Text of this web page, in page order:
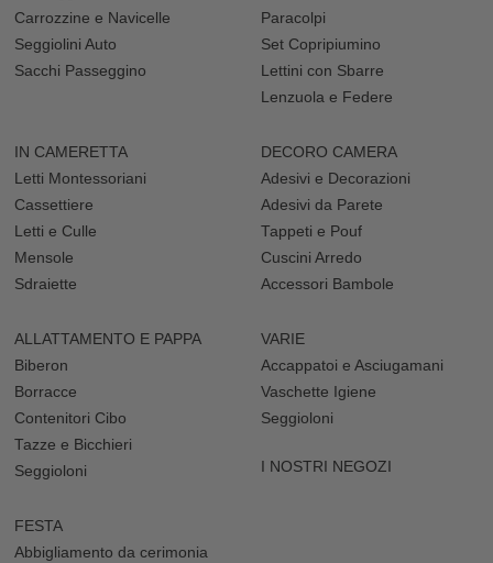
Carrozzine e Navicelle
Seggiolini Auto
Sacchi Passeggino
Paracolpi
Set Copripiumino
Lettini con Sbarre
Lenzuola e Federe
IN CAMERETTA
Letti Montessoriani
Cassettiere
Letti e Culle
Mensole
Sdraiette
DECORO CAMERA
Adesivi e Decorazioni
Adesivi da Parete
Tappeti e Pouf
Cuscini Arredo
Accessori Bambole
ALLATTAMENTO E PAPPA
Biberon
Borracce
Contenitori Cibo
Tazze e Bicchieri
Seggioloni
VARIE
Accappatoi e Asciugamani
Vaschette Igiene
Seggioloni
I NOSTRI NEGOZI
FESTA
Abbigliamento da cerimonia